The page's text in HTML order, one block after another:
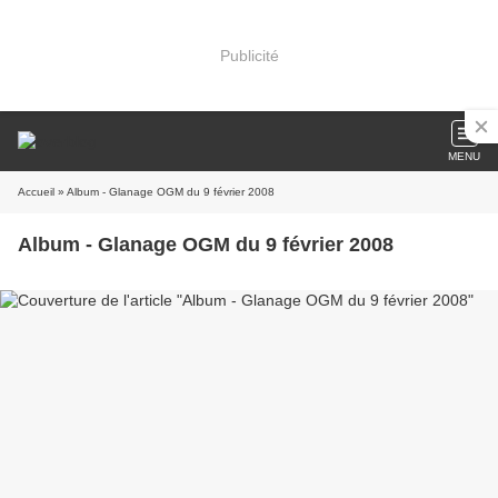
Publicité
MENU
Accueil » Album - Glanage OGM du 9 février 2008
Album - Glanage OGM du 9 février 2008